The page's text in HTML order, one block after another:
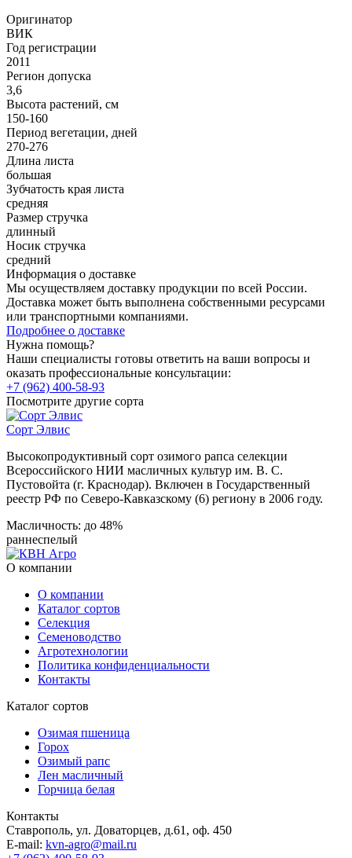
Оригинатор
ВИК
Год регистрации
2011
Регион допуска
3,6
Высота растений, см
150-160
Период вегетации, дней
270-276
Длина листа
большая
Зубчатость края листа
средняя
Размер стручка
длинный
Носик стручка
средний
Информация о доставке
Мы осуществляем доставку продукции по всей России.
Доставка может быть выполнена собственными ресурсами
или транспортными компаниями.
Подробнее о доставке
Нужна помощь?
Наши специалисты готовы ответить на ваши вопросы и
оказать профессиональные консультации:
+7 (962) 400-58-93
Посмотрите другие сорта
Сорт Элвис
Высокопродуктивный сорт озимого рапса селекции
Всероссийского НИИ масличных культур им. В. С.
Пустовойта (г. Краснодар). Включен в Государственный
реестр РФ по Северо-Кавказскому (6) региону в 2006 году.
Масличность: до 48%
раннеспелый
О компании
О компании
Каталог сортов
Селекция
Семеноводство
Агротехнологии
Политика конфиденциальности
Контакты
Каталог сортов
Озимая пшеница
Горох
Озимый рапс
Лен масличный
Горчица белая
Контакты
Ставрополь, ул. Доваторцев, д.61, оф. 450
E-mail: kvn-agro@mail.ru